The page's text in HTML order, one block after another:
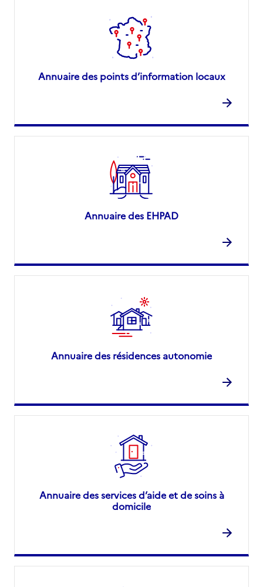
Annuaire des points d’information locaux
Annuaire des EHPAD
Annuaire des résidences autonomie
Annuaire des services d’aide et de soins à
domicile